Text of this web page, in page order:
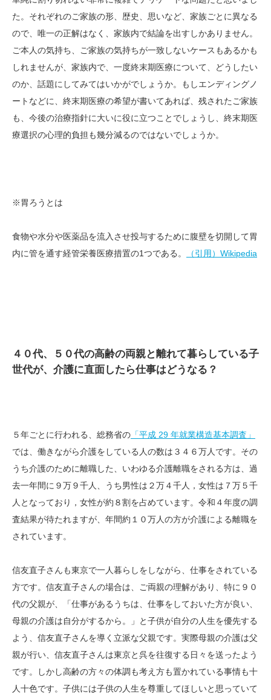
た。それぞれのご家族の形、歴史、思いなど、家族ごとに異なる
ので、唯一の正解はなく、家族内で結論を出すしかありません。
ご本人の気持ち、ご家族の気持ちが一致しないケースもあるかも
しれませんが、家族内で、一度終末期医療について、どうしたい
のか、話題にしてみてはいかがでしょうか。もしエンディングノ
ートなどに、終末期医療の希望が書いてあれば、残されたご家族
も、今後の治療指針に大いに役に立つことでしょうし、終末期医
療選択の心理的負担も幾分減るのではないでしょうか。
※胃ろうとは
食物や水分や医薬品を流入させ投与するために腹壁を切開して胃
内に管を通す経管栄養医療措置の1つである。
（引用）Wikipedia
４０代、５０代の高齢の両親と離れて暮らしている子
世代が、介護に直面したら仕事はどうなる？
５年ごとに行われる、総務省の 「平成 29 年就業構造基本調査」
では、働きながら介護をしている人の数は３４６万人です。その
うち介護のために離職した、いわゆる介護離職をされる方は、過
去一年間に９万９千人、うち男性は２万４千人，女性は７万５千
人となっており，女性が約８割を占めています。令和４年度の調
査結果が待たれますが、年間約１０万人の方が介護による離職を
されています。
信友直子さんも東京で一人暮らしをしながら、仕事をされている
方です。信友直子さんの場合は、ご両親の理解があり、特に９０
代の父親が、「仕事があるうちは、仕事をしておいた方が良い、
母親の介護は自分がするから。」と子供が自分の人生を優先する
よう、信友直子さんを導く立派な父親です。実際母親の介護は父
親が行い、信友直子さんは東京と呉を往復する日々を送ったよう
です。しかし高齢の方々の体調も考え方も置かれている事情も十
人十色です。子供には子供の人生を尊重してほしいと思っていて